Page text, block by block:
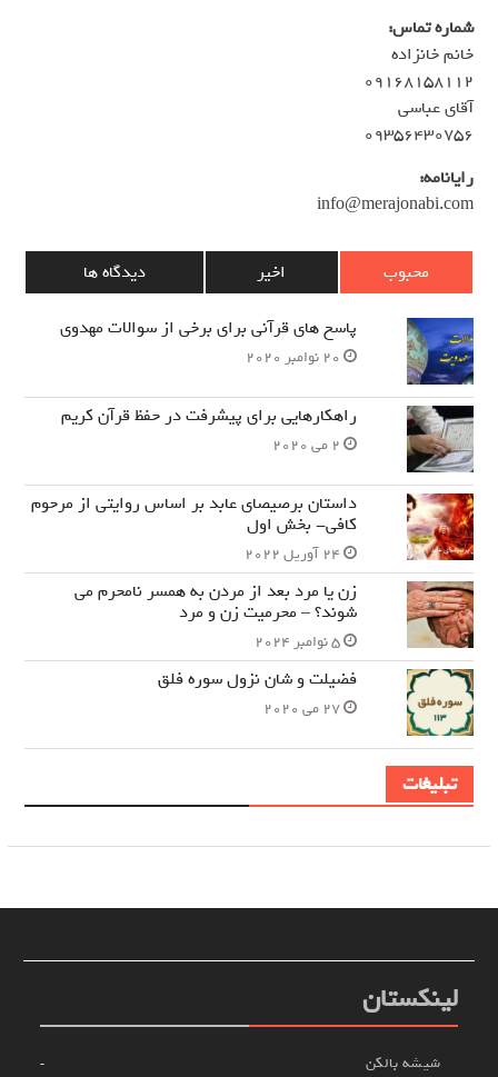
شماره تماس:
خانم خانزاده
۰۹۱۶۸۱۵۸۱۱۲
آقای عباسی
۰۹۳۵۶۴۳۰۷۵۶
رایانامه:
info@merajonabi.com
محبوب اخیر دیدگاه ها
پاسخ های قرآنی برای برخی از سوالات مهدوی
20 نوامبر 2020
راهکارهایی برای پیشرفت در حفظ قرآن کریم
2 می 2020
داستان برصیصای عابد بر اساس روایتی از مرحوم
کافی- بخش اول
24 آوریل 2022
زن یا مرد بعد از مردن به همسر نامحرم می
شوند؟ – محرمیت زن و مرد
5 نوامبر 2024
فضیلت و شان نزول سوره فلق
27 می 2020
تبلیغات
لینکستان
شیشه بالکن